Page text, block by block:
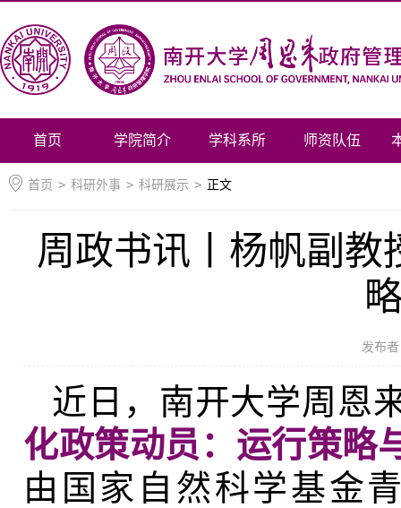
首页 学院简介 学科系所 师资队伍
首页 > 科研外事 > 科研展示 > 正文
周政书讯丨杨帆副
发布
近日，南开大学周恩
化政策动员：运行策略
由国家自然科学基金